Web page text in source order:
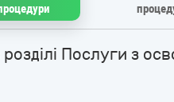
розділі Послуги з